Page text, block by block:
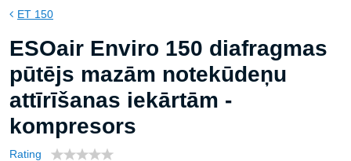
ET 150
ESOair Enviro 150 diafragmas
pūtējs mazām notekūdeņu
attīrīšanas iekārtām -
kompresors
Rating